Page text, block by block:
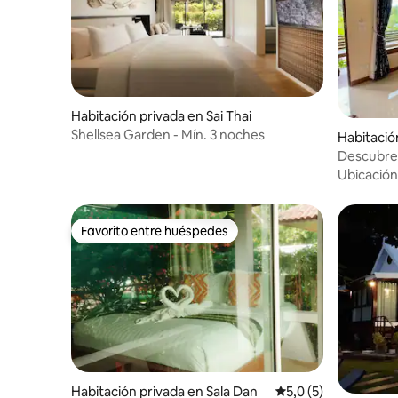
Habitación privada en Sai Thai
Shellsea Garden - Mín. 3 noches
Tai
Ubicación
Favorito entre huéspedes
Favorito entre huéspedes
Habitación privada en Sala Dan Calificación
5,0 (5)